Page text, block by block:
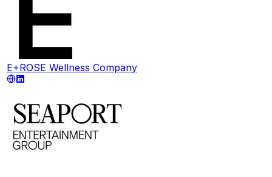
E+ROSE Wellness Company